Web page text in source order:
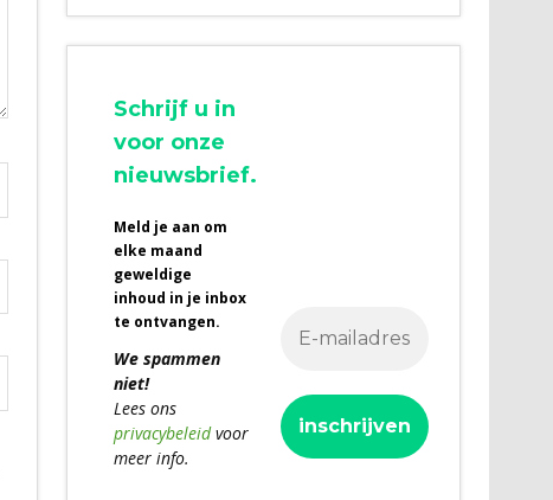
Schrijf u in
voor onze
nieuwsbrief.
Meld je aan om
elke maand
geweldige
inhoud in je inbox
te ontvangen.
We spammen
niet!
Lees ons
privacybeleidvoor
meer info.